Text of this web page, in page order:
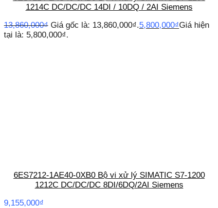
1214C DC/DC/DC 14DI / 10DQ / 2AI Siemens
13,860,000₫ Giá gốc là: 13,860,000₫.5,800,000₫Giá hiện
tại là: 5,800,000₫.
6ES7212-1AE40-0XB0 Bộ vi xử lý SIMATIC S7-1200
1212C DC/DC/DC 8DI/6DQ/2AI Siemens
9,155,000₫